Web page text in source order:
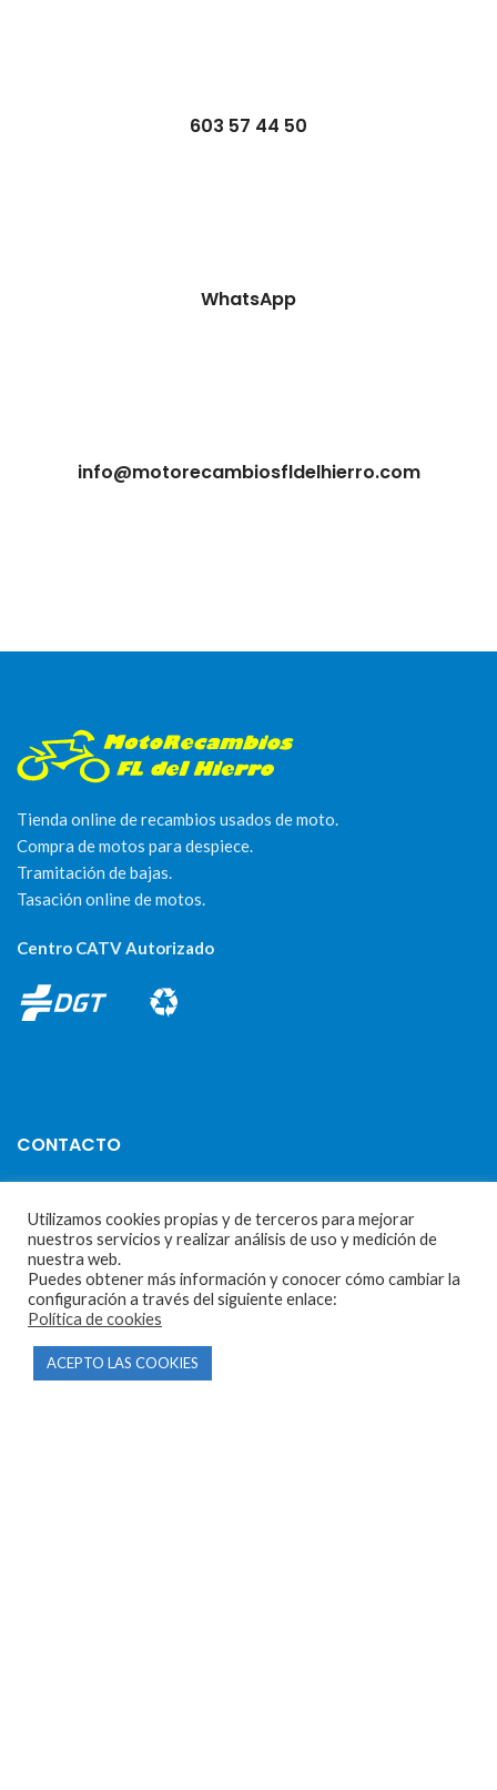
603 57 44 50
WhatsApp
info@motorecambiosfldelhierro.com
Tienda online de recambios usados de moto.
Compra de motos para despiece.
Tramitación de bajas.
Tasación online de motos.
Centro CATV Autorizado
CONTACTO
05440 Piedralaves-Ávila
603 57 44 50
info@motorecambiosfldelhierro.com
Síguenos en Facebook
Síguenos en Instagram
Utilizamos cookies propias y de terceros para mejorar
nuestros servicios y realizar análisis de uso y medición de
nuestra web.
Puedes obtener más información y conocer cómo cambiar la
configuración a través del siguiente enlace:
Política de cookies
ACEPTO LAS COOKIES